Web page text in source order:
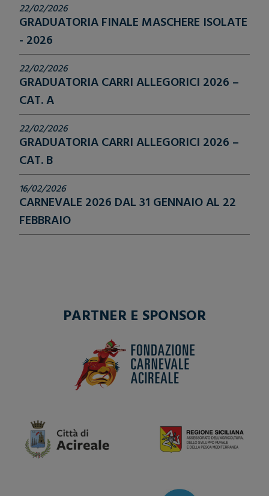
22/02/2026
GRADUATORIA FINALE MASCHERE ISOLATE
- 2026
22/02/2026
GRADUATORIA CARRI ALLEGORICI 2026 –
CAT. A
22/02/2026
GRADUATORIA CARRI ALLEGORICI 2026 –
CAT. B
16/02/2026
CARNEVALE 2026 DAL 31 GENNAIO AL 22
FEBBRAIO
PARTNER E SPONSOR